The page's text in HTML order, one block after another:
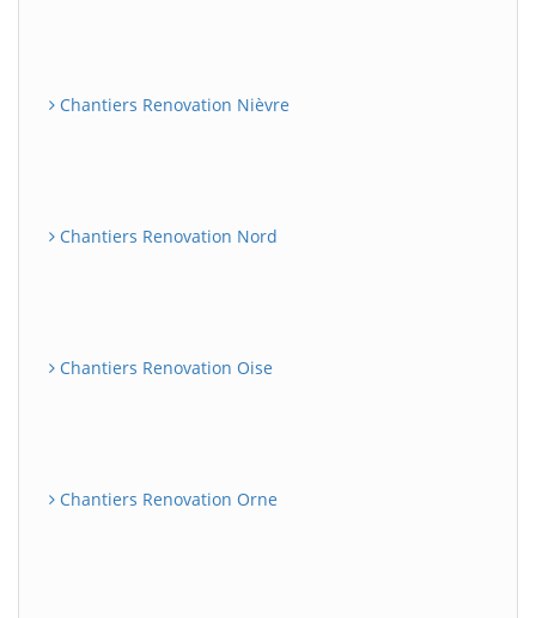
Chantiers Renovation Nièvre
Chantiers Renovation Nord
Chantiers Renovation Oise
Chantiers Renovation Orne